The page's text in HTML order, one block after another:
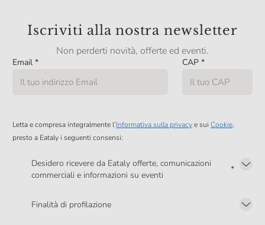
Iscriviti alla nostra newsletter
Non perderti novità, offerte ed eventi.
Email * CAP *
Letta e compresa integralmente l’Informativa sulla privacye sui Cookie,
presto a Eataly i seguenti consensi:
Desidero ricevere da Eataly offerte, comunicazioni
commerciali e informazioni su eventi
*
Finalità di profilazione